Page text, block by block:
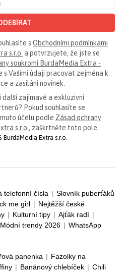
s Obchodními podmínkami
s.r.o. a potvrzujete, že jste se
soukromí BurdaMedia Extra -
s Vašimi údaji pracovat zejména k
a zasílání novinek.
zajímavé a exkluzivní
Pokud souhlasíte se
účelu podle Zásad ochrany
s.r.o., zaškrtněte toto pole.
Extra s.r.o.
telefonní čísla | Slovník puberťáků
me girl | Nejtěžší české
| Kulturní tipy | Ajťák radí |
Módní trendy 2026 | WhatsApp
panenka | Fazolky na
| Banánový chlebíček | Chili